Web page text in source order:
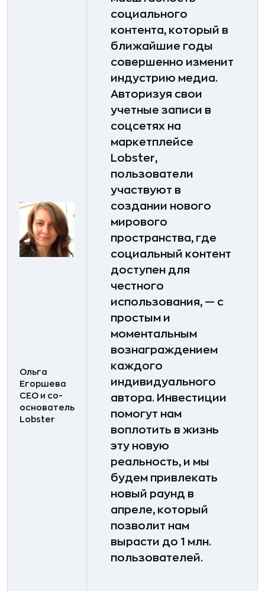
Ольга
Егоршева
CEO и со-
основатель
Lobster
социального
контента, который в
ближайшие годы
совершенно изменит
индустрию медиа.
Авторизуя свои
учетные записи в
соцсетях на
маркетплейсе
Lobster,
пользователи
участвуют в
создании нового
мирового
пространства, где
социальный контент
доступен для
честного
использования, — с
простым и
моментальным
вознаграждением
каждого
индивидуального
автора. Инвестиции
помогут нам
воплотить в жизнь
эту новую
реальность, и мы
будем привлекать
новый раунд в
апреле, который
позволит нам
вырасти до 1 млн.
пользователей.